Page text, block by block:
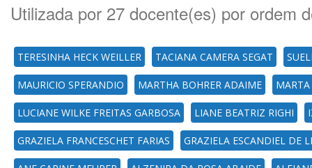
Utilizada por 27 docente(es) por ordem
TERESINHA HECK WEILLER TACIANA CAMERA SEGAT
MAURICIO SPERANDIO MARTHA BOHRER ADAIME
LUCIANE WILKE FREITAS GARBOSA LIANE BEATRIZ RIGHI
GRAZIELA FRANCESCHET FARIAS GRAZIELA ESCANDIEL DE